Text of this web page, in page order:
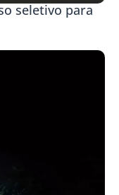
seletivo para